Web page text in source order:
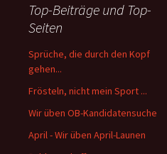
Top-Beiträge und Top-
Seiten
Sprüche, die durch den Kopf
gehen...
Frösteln, nicht mein Sport ...
Wir üben OB-Kandidatensuche
April - Wir üben April-Launen